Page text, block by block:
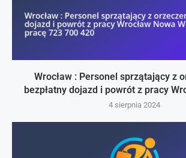
Wrocław : Personel sprzątający z
bezpłatny dojazd i powrót z pracy
4 sierpnia 2024